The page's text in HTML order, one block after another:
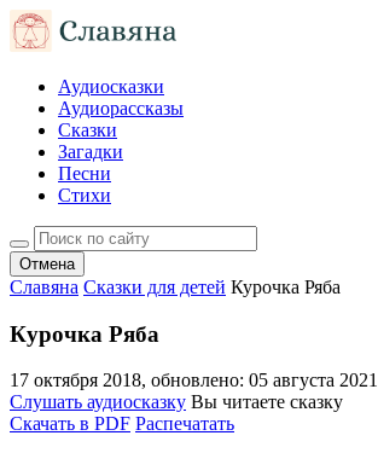
Аудиосказки
Аудиорассказы
Сказки
Загадки
Песни
Стихи
Отмена
Славяна Сказки для детей Курочка Ряба
Курочка Ряба
17 октября 2018, обновлено: 05 августа 2021
Слушать аудиосказку Вы читаете сказку
Скачать в PDF Распечатать